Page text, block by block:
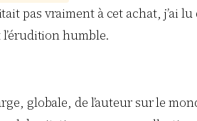
pas vraiment à cet achat, j’ai
humble.
globale, de l’auteur sur le